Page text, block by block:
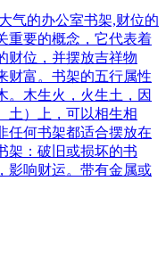
气的办公室书架,财位的
重要的概念，它代表着
财位，并摆放吉祥物
财富。书架的五行属性
。木生火，火生土，因
土）上，可以相生相
任何书架都适合摆放在
架：破旧或损坏的书
影响财运。带有金属或